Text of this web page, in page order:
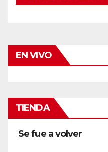
EN VIVO
TIENDA
Se fue a volver